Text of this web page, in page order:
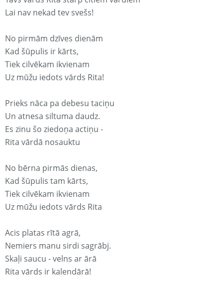
Lai nav nekad tev svešs!
No pirmām dzīves dienām
Kad šūpulis ir kārts,
Tiek cilvēkam ikvienam
Uz mūžu iedots vārds Rita!
Prieks nāca pa debesu taciņu
Un atnesa siltuma daudz.
Es zinu šo ziedoņa actiņu -
Rita vārdā nosauktu
No bērna pirmās dienas,
Kad šūpulis tam kārts,
Tiek cilvēkam ikvienam
Uz mūžu iedots vārds Rita
Acis platas rītā agrā,
Nemiers manu sirdi sagrābj.
Skaļi saucu - velns ar ārā
Rita vārds ir kalendārā!